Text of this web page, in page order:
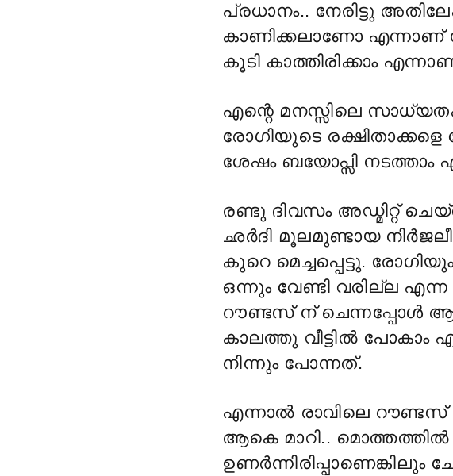
പ്രധാനം.. നേരിട്ടു
കാണിക്കലാണോ എന്നാണ്
കൂടി കാത്തിരിക്കാം
എന്റെ മനസ്സിലെ
രോഗിയുടെ
ശേഷം ബയോപ്സി
രണ്ടു ദിവസം അഡ്മിറ്റ്
ഛർദി മൂലമുണ്ടായ
കുറെ മെച്ചപ്പെട്ടു.
ഒന്നും വേണ്ടി വരില്ല
റൗണ്ടസ് ന് ചെന്നപ്പോൾ
കാലത്തു വീട്ടിൽ
നിന്നും പോന്നത്.
എന്നാൽ രാവിലെ
ആകെ മാറി..
ഉണർന്നിരിപ്പാണെങ്കിലും